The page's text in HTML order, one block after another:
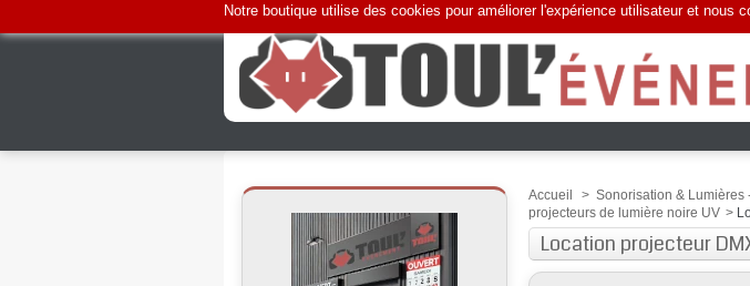
Notre boutique utilise des cookies pour améliorer l'expérience utilisateur et
Accueil > Sonorisation & Lumières
projecteurs de lumière noire UV >
Location projecteur